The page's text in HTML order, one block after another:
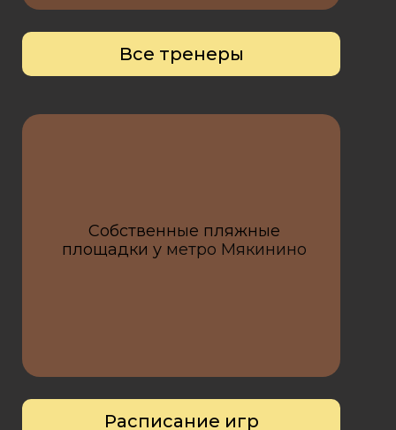
Собственные пляжные
площадки у метро Мякинино
Расписание игр
Все тренеры